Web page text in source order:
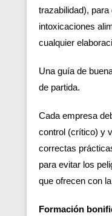
trazabilidad),
intoxicaciones
cualquier
Una guía de
de partida.
Cada empresa
control (crítico) y
correctas
para evitar los
que ofrecen con
Formación